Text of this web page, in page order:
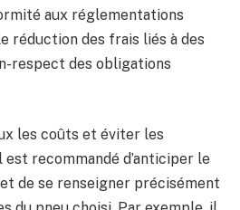
aux réglementations
réduction des frais liés à des
respect des obligations
les coûts et éviter les
est recommandé d’anticiper le
de se renseigner précisément